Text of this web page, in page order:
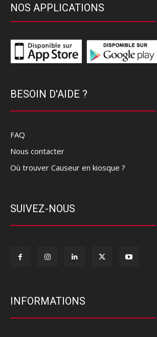
NOS APPLICATIONS
BESOIN D'AIDE ?
FAQ
Nous contacter
Où trouver Causeur en kiosque ?
SUIVEZ-NOUS
INFORMATIONS